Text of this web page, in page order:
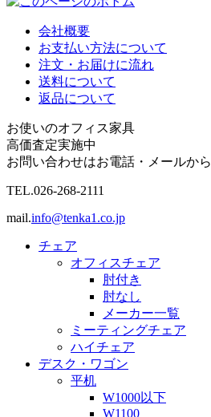
会社概要
お支払い方法について
注文・お届けに流れ
送料について
返品について
お使いのオフィス家具
高価査定実施中
お問い合わせはお電話・メールから
TEL.026-268-2111
mail.info@tenka1.co.jp
チェア
オフィスチェア
肘付き
肘なし
メーカー一覧
ミーティングチェア
ハイチェア
デスク・ワゴン
平机
W1000以下
W1100